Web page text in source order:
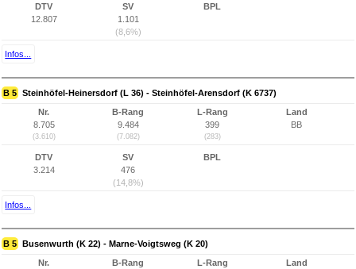
DTV
12.807
SV
1.101
(8,6%)
BPL
Infos...
B 5 Steinhöfel-Heinersdorf (L 36) - Steinhöfel-Arensdorf (K 6737)
Nr.
8.705
(3.610)
B-Rang
9.484
(7.082)
L-Rang
399
(283)
Land
BB
DTV
3.214
SV
476
(14,8%)
BPL
Infos...
B 5 Busenwurth (K 22) - Marne-Voigtsweg (K 20)
Nr.
B-Rang
L-Rang
Land